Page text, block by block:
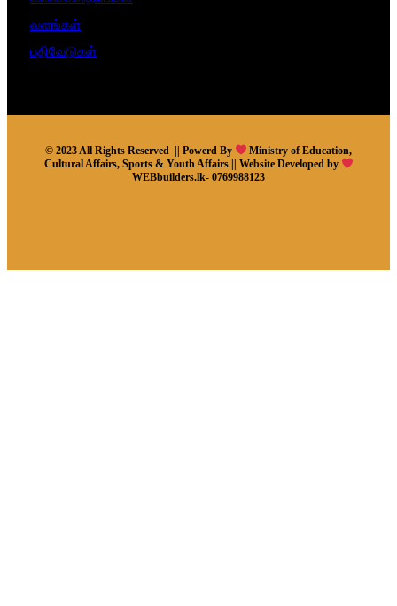
வளங்கள்
பதிவேடுகள்
© 2023 All Rights Reserved || Powerd By
Ministry of Education,
Cultural Affairs, Sports & Youth Affairs || Website Developed by
WEBbuilders.lk- 0769988123